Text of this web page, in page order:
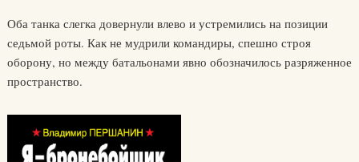
Оба танка слегка довернули влево и устремились на позиции
седьмой роты. Как не мудрили командиры, спешно строя
оборону, но между батальонами явно обозначилось разряженное
пространство.